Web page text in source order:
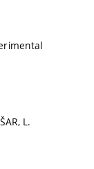
L.